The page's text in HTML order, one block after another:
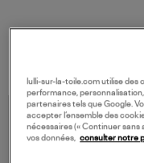
lulli-sur-la-toile.com utilise des
performance,
partenaires tels que Google.
accepter l’ensemble des
nécessaires (« Continuer sans
vos données,
consulter notre